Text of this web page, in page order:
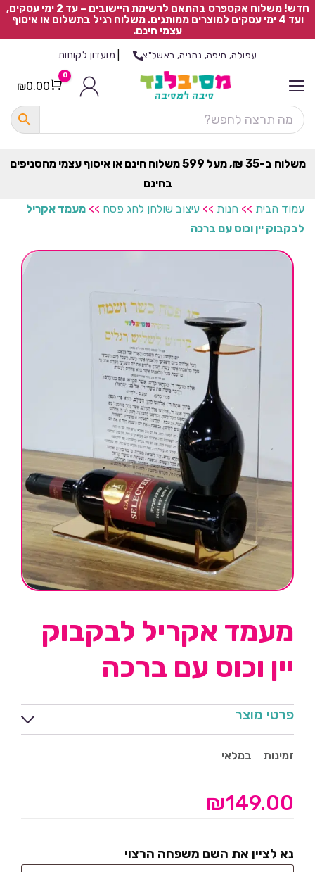
חדש! משלוח אקספרס בהתאם לרשימת היישובים – עד 2 ימי עסקים,
ועד 4 ימי עסקים למוצרים ממותגים. משלוח רגיל בתשלום או איסוף
עצמי חינם.
עפולה, חיפה, נתניה, ראשל"צ מועדון לקוחות
Cart
0
₪0.00
משלוח ב-35 ₪, מעל 599 משלוח חינם או איסוף עצמי מהסניפים
בחינם
עמוד הבית >> חנות >> עיצוב שולחן לחג פסח >> מעמד אקריל
לבקבוק יין וכוס עם ברכה
מעמד אקריל לבקבוק
יין וכוס עם ברכה
פרטי מוצר
זמינות במלאי
₪149.00
נא לציין את השם משפחה הרצוי